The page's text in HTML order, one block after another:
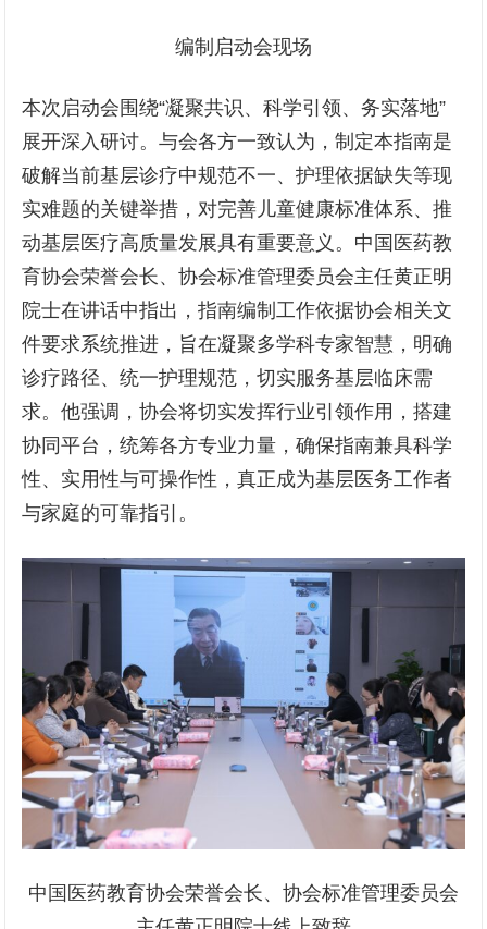
编制启动会现场
本次启动会围绕“凝聚共识、科学引领、务实落地”
展开深入研讨。与会各方一致认为，制定本指南是
破解当前基层诊疗中规范不一、护理依据缺失等现
实难题的关键举措，对完善儿童健康标准体系、推
动基层医疗高质量发展具有重要意义。中国医药教
育协会荣誉会长、协会标准管理委员会主任黄正明
院士在讲话中指出，指南编制工作依据协会相关文
件要求系统推进，旨在凝聚多学科专家智慧，明确
诊疗路径、统一护理规范，切实服务基层临床需
求。他强调，协会将切实发挥行业引领作用，搭建
协同平台，统筹各方专业力量，确保指南兼具科学
性、实用性与可操作性，真正成为基层医务工作者
与家庭的可靠指引。
中国医药教育协会荣誉会长、协会标准管理委员会